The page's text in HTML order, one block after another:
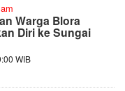
Warga Blora
Diri ke Sungai
WIB